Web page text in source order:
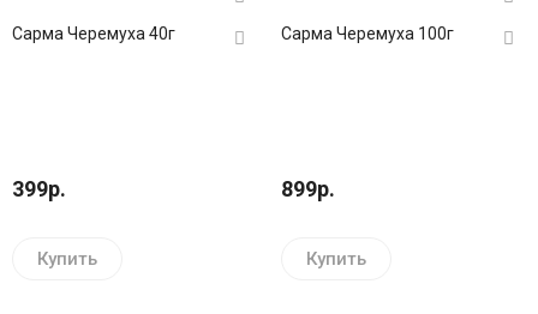
Сарма Черемуха 40г
399р.
Купить
Сарма Черемуха 100г
899р.
Купить